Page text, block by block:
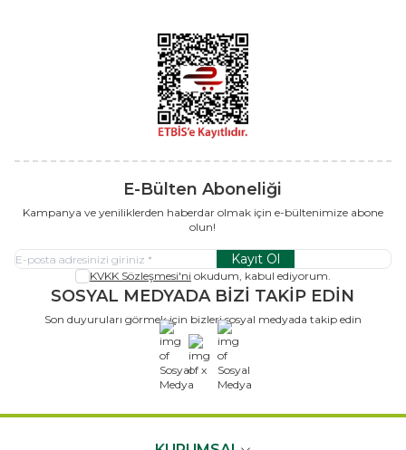
E-Bülten Aboneliği
Kampanya ve yeniliklerden haberdar olmak için e-bültenimize abone
olun!
Kayıt Ol
KVKK Sözleşmesi'ni okudum, kabul ediyorum.
SOSYAL MEDYADA BİZİ TAKİP EDİN
Son duyuruları görmek için bizleri sosyal medyada takip edin
x